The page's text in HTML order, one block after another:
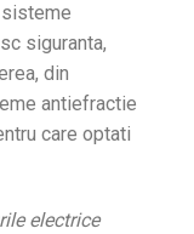
siguranta,
din
antiefractie
care optati
electrice